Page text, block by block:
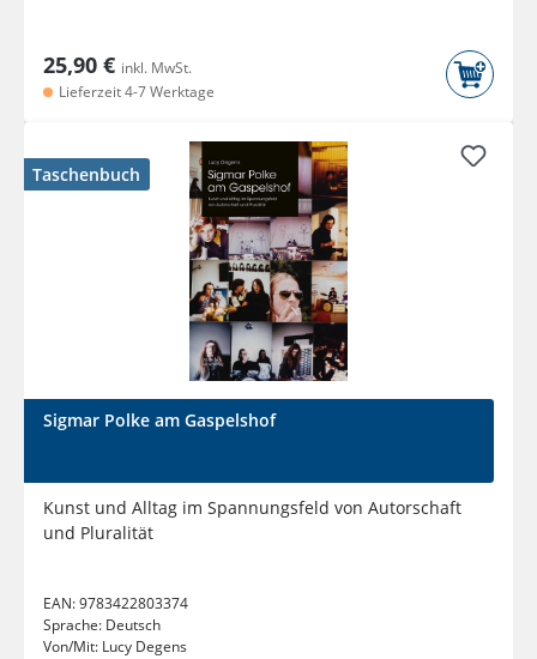
25,90 € inkl. MwSt.
Lieferzeit 4-7 Werktage
Taschenbuch
Sigmar Polke am Gaspelshof
Kunst und Alltag im Spannungsfeld von Autorschaft
und Pluralität
EAN:9783422803374
Sprache: Deutsch
Von/Mit: Lucy Degens